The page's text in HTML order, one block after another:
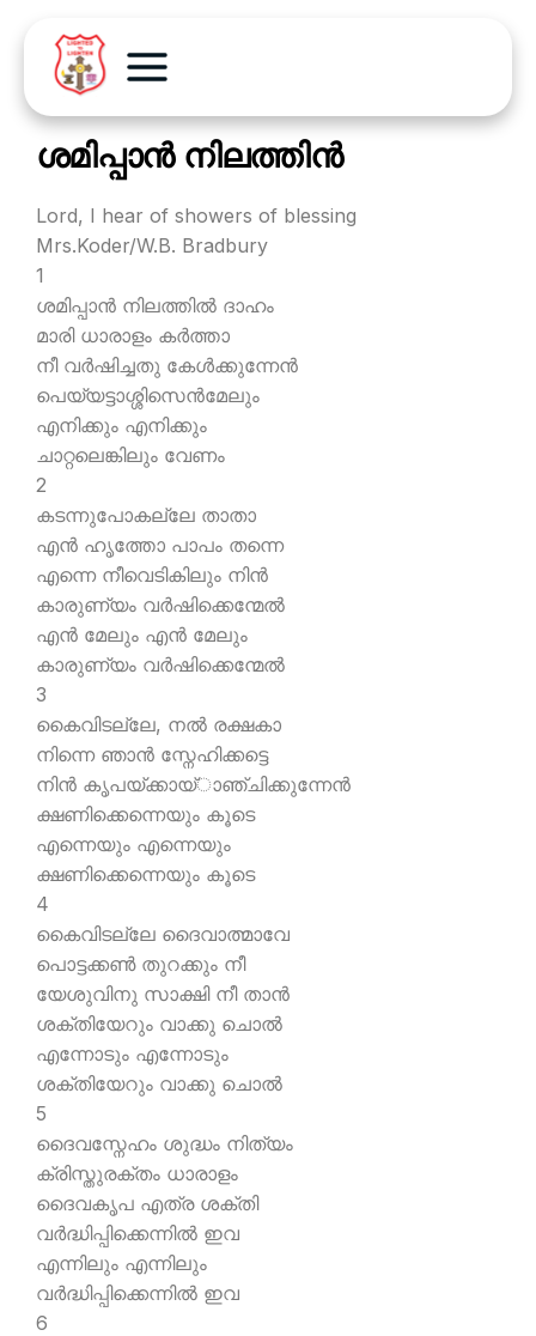
ശമിപ്പാന്‍ നിലത്തിന്‍
Lord, I hear of showers of blessing
Mrs.Koder/W.B. Bradbury
1
ശമിപ്പാന്‍ നിലത്തില്‍ ദാഹം
മാരി ധാരാളം കര്‍ത്താ
നീ വര്‍ഷിച്ചതു കേള്‍ക്കുന്നേന്‍
പെയ്യട്ടാശ്ശിസെന്‍മേലും
എനിക്കും എനിക്കും
ചാറ്റലെങ്കിലും വേണം
2
കടന്നുപോകല്ലേ താതാ
എന്‍ ഹൃത്തോ പാപം തന്നെ
എന്നെ നീവെടികിലും നിന്‍
കാരുണ്യം വര്‍ഷിക്കെന്മേല്‍
എന്‍ മേലും എന്‍ മേലും
കാരുണ്യം വര്‍ഷിക്കെന്മേല്‍
3
കൈവിടല്ലേ, നല്‍ രക്ഷകാ
നിന്നെ ഞാന്‍ സ്നേഹിക്കട്ടെ
നിന്‍ കൃപയ്ക്കായ്ാഞ്ചിക്കുന്നേന്‍
ക്ഷണിക്കെന്നെയും കൂടെ
എന്നെയും എന്നെയും
ക്ഷണിക്കെന്നെയും കൂടെ
4
കൈവിടല്ലേ ദൈവാത്മാവേ
പൊട്ടക്കണ്‍ തുറക്കും നീ
യേശുവിനു സാക്ഷി നീ താന്‍
ശക്തിയേറും വാക്കു ചൊല്‍
എന്നോടും എന്നോടും
ശക്തിയേറും വാക്കു ചൊല്‍
5
ദൈവസ്നേഹം ശുദ്ധം നിത്യം
ക്രിസ്തുരക്തം ധാരാളം
ദൈവകൃപ എത്ര ശക്തി
വര്‍ദ്ധിപ്പിക്കെന്നില്‍ ഇവ
എന്നിലും എന്നിലും
വര്‍ദ്ധിപ്പിക്കെന്നില്‍ ഇവ
6